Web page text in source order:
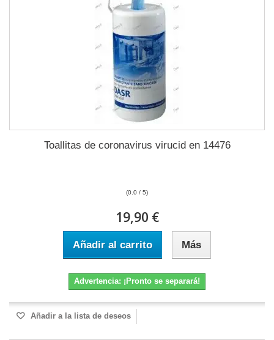
Toallitas de coronavirus virucid en 14476
(0.0 / 5)
19,90 €
Añadir al carrito Más
Advertencia: ¡Pronto se separará!
Añadir a la lista de deseos